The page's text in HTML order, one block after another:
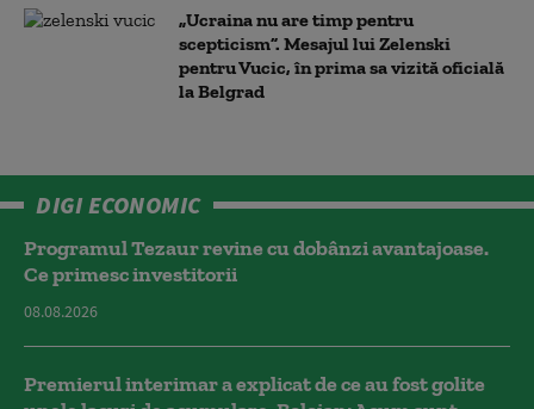
„Ucraina nu are timp pentru
scepticism”. Mesajul lui Zelenski
pentru Vucic, în prima sa vizită oficială
la Belgrad
DIGI ECONOMIC
Programul Tezaur revine cu dobânzi avantajoase.
Ce primesc investitorii
08.08.2026
Premierul interimar a explicat de ce au fost golite